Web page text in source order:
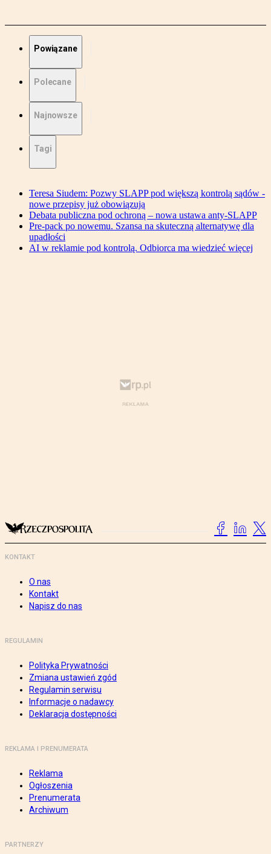
Powiązane
Polecane
Najnowsze
Tagi
Teresa Siudem: Pozwy SLAPP pod większą kontrolą sądów -
nowe przepisy już obowiązują
Debata publiczna pod ochroną – nowa ustawa anty-SLAPP
Pre-pack po nowemu. Szansa na skuteczną alternatywę dla
upadłości
AI w reklamie pod kontrolą. Odbiorca ma wiedzieć więcej
KONTAKT
O nas
Kontakt
Napisz do nas
REGULAMIN
Polityka Prywatności
Zmiana ustawień zgód
Regulamin serwisu
Informacje o nadawcy
Deklaracja dostępności
REKLAMA I PRENUMERATA
Reklama
Ogłoszenia
Prenumerata
Archiwum
PARTNERZY